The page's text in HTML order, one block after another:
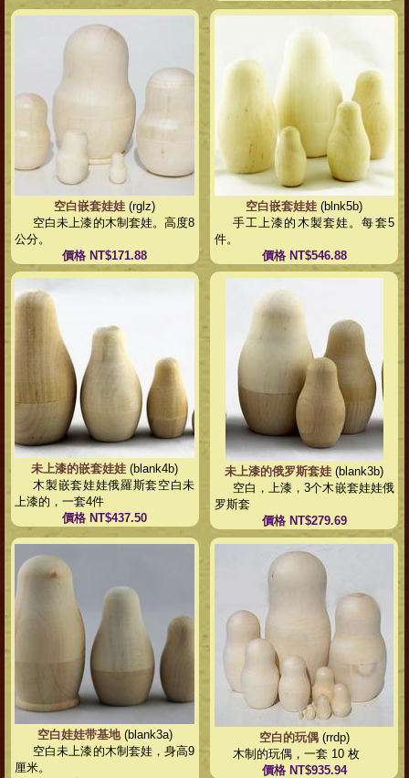
空白嵌套娃娃 (rglz)
空白未上漆的木制套娃。高度8
公分。
價格 NT$171.88
空白嵌套娃娃 (blnk5b)
手工上漆的木製套娃。每套5
件。
價格 NT$546.88
未上漆的嵌套娃娃 (blank4b)
木製嵌套娃娃俄羅斯套空白未
上漆的，一套4件
價格 NT$437.50
未上漆的俄罗斯套娃 (blank3b)
空白，上漆，3个木嵌套娃娃俄
罗斯套
價格 NT$279.69
空白娃娃带基地(blank3a)
空白未上漆的木制套娃，身高9
厘米。
空白的玩偶(rrdp)
木制的玩偶，一套 10 枚
價格 NT$935.94